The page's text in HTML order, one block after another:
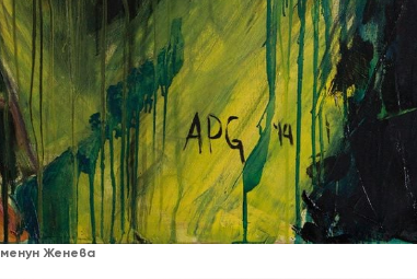
Женева